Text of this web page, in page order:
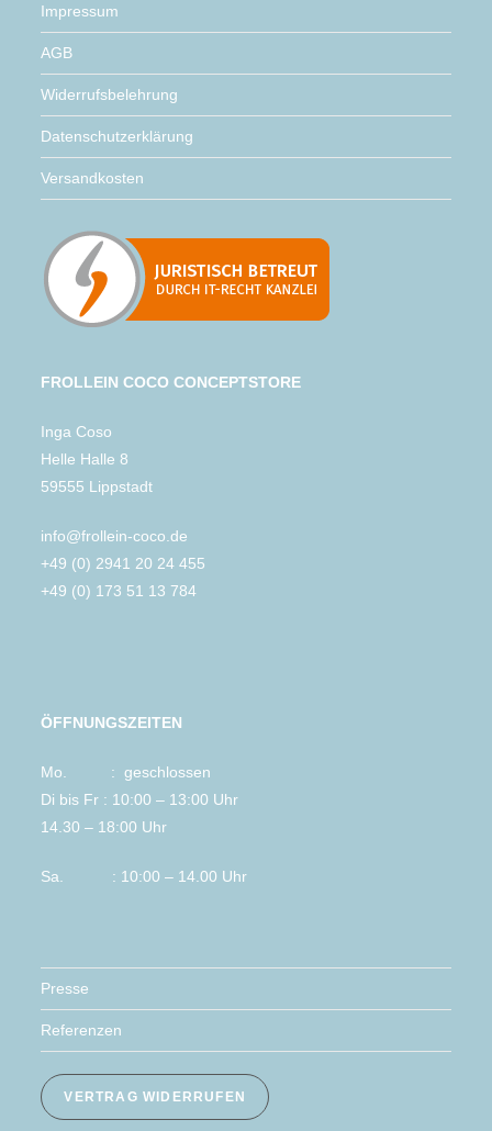
Impressum
AGB
Widerrufsbelehrung
Datenschutzerklärung
Versandkosten
FROLLEIN COCO CONCEPTSTORE
Inga Coso
Helle Halle 8
59555 Lippstadt
info@frollein-coco.de
+49 (0) 2941 20 24 455
+49 (0) 173 51 13 784
ÖFFNUNGSZEITEN
Mo. : geschlossen
Di bis Fr : 10:00 – 13:00 Uhr
14.30 – 18:00 Uhr
Sa. : 10:00 – 14.00 Uhr
Presse
Referenzen
VERTRAG WIDERRUFEN